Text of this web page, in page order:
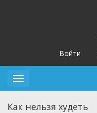
Войти
Toggle
Как нельзя худеть